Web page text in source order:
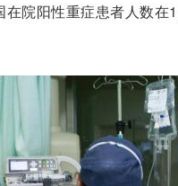
在院阳性重症患者人数